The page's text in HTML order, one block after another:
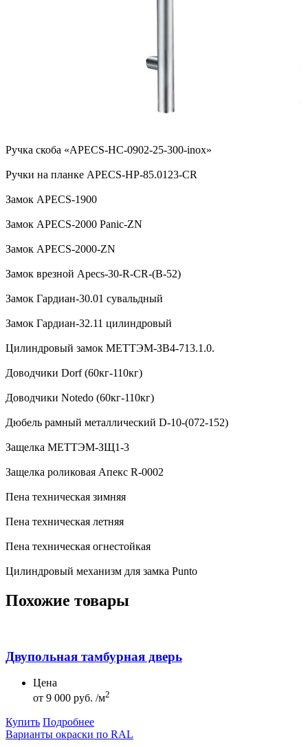
Ручка скоба «APECS-HC-0902-25-300-inox»
Ручки на планке APECS-HP-85.0123-CR
Замок APECS-1900
Замок APECS-2000 Panic-ZN
Замок APECS-2000-ZN
Замок врезной Apecs-30-R-CR-(B-52)
Замок Гардиан-30.01 сувальдный
Замок Гардиан-32.11 цилиндровый
Цилиндровый замок МЕТТЭМ-ЗВ4-713.1.0.
Доводчики Dorf (60кг-110кг)
Доводчики Notedo (60кг-110кг)
Дюбель рамный металлический D-10-(072-152)
Защелка МЕТТЭМ-ЗЩ1-3
Защелка роликовая Апекс R-0002
Пена техническая зимняя
Пена техническая летняя
Пена техническая огнестойкая
Цилиндровый механизм для замка Punto
Похожие товары
Двупольная тамбурная дверь
Цена
от 9 000 руб. /м2
Купить Подробнее
Варианты окраски по RAL